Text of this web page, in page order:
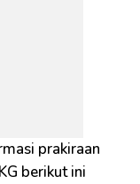
prakiraan
berikut ini